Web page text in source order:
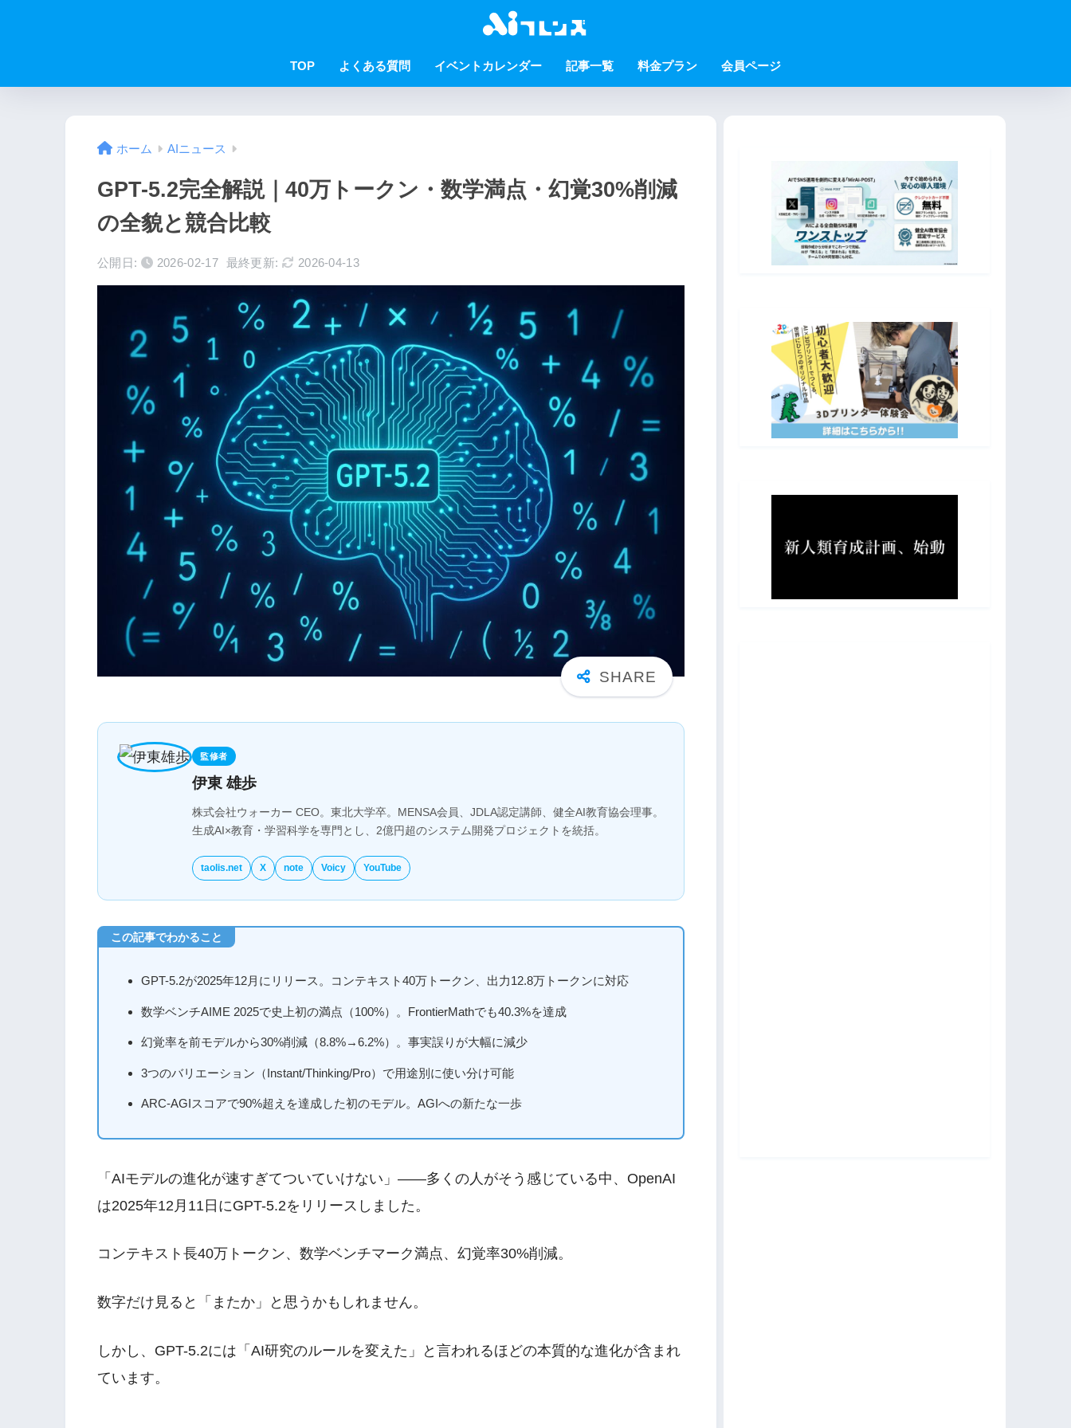
TOP よくある質問 イベントカレンダー 記事一覧 料金プラン 会員ページ
ホーム AIニュース
GPT-5.2完全解説｜40万トークン・数学満点・幻覚30%削減
の全貌と競合比較
公開日: 2026-02-17 最終更新: 2026-04-13
監修者
伊東 雄歩
株式会社ウォーカー CEO。東北大学卒。MENSA会員、JDLA認定講師、健全AI教育協会理事。
生成AI×教育・学習科学を専門とし、2億円超のシステム開発プロジェクトを統括。
taolis.net X note Voicy YouTube
GPT-5.2が2025年12月にリリース。コンテキスト40万トークン、出力12.8万トークンに対応
数学ベンチAIME 2025で史上初の満点（100%）。FrontierMathでも40.3%を達成
幻覚率を前モデルから30%削減（8.8%→6.2%）。事実誤りが大幅に減少
3つのバリエーション（Instant/Thinking/Pro）で用途別に使い分け可能
ARC-AGIスコアで90%超えを達成した初のモデル。AGIへの新たな一歩
「AIモデルの進化が速すぎてついていけない」——多くの人がそう感じている中、OpenAI
は2025年12月11日にGPT-5.2をリリースしました。
コンテキスト長40万トークン、数学ベンチマーク満点、幻覚率30%削減。
数字だけ見ると「またか」と思うかもしれません。
しかし、GPT-5.2には「AI研究のルールを変えた」と言われるほどの本質的な進化が含まれ
ています。